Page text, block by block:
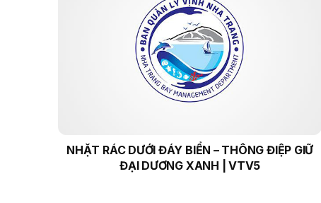
NHẶT RÁC DƯỚI ĐÁY BIỂN – THÔNG ĐIỆP GIỮ
ĐẠI DƯƠNG XANH | VTV5